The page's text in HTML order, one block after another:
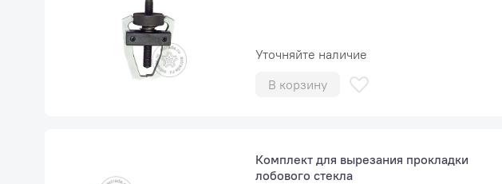
Уточняйте наличие
В корзину
Комплект для вырезания прокладки
лобового стекла